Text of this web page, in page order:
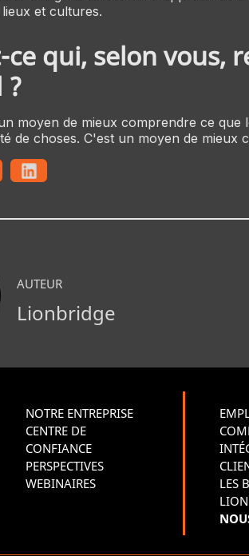
et cultures.
ce qui, selon vous,
?
moyen de mieux comprendre ce que
de choses. C'est un moyen de mieux
AUTEUR
Lionbridge
NOTRE ENTREPRISE
CENTRE DE
CONFIANCE
PERSPECTIVES
WEBINAIRES
LES